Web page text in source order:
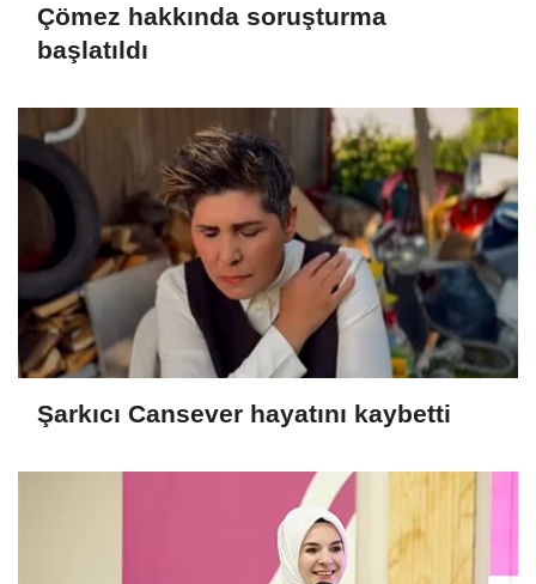
Çömez hakkında soruşturma
başlatıldı
Şarkıcı Cansever hayatını kaybetti